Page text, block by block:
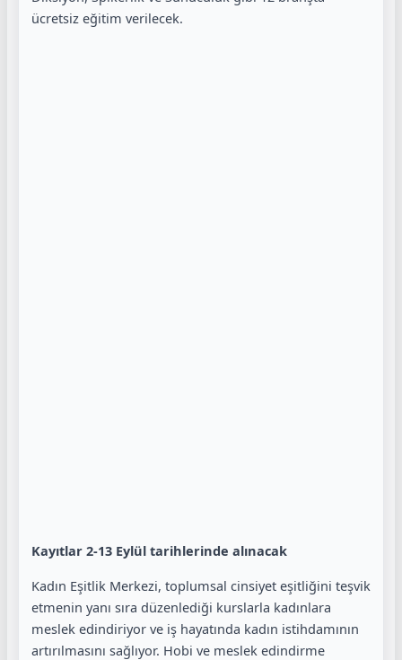
ücretsiz eğitim verilecek.
Kayıtlar 2-13 Eylül tarihlerinde alınacak
Kadın Eşitlik Merkezi, toplumsal cinsiyet eşitliğini teşvik
etmenin yanı sıra düzenlediği kurslarla kadınlara
meslek edindiriyor ve iş hayatında kadın istihdamının
artırılmasını sağlıyor. Hobi ve meslek edindirme